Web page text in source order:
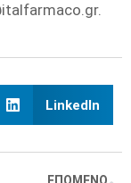
LinkedIn